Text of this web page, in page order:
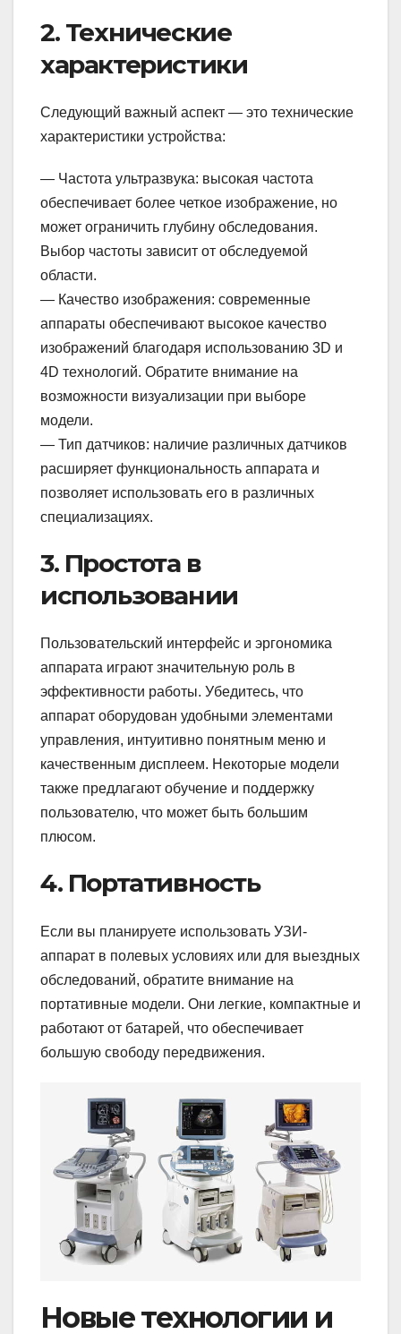
2. Технические
характеристики
Следующий важный аспект — это технические
характеристики устройства:
— Частота ультразвука: высокая частота
обеспечивает более четкое изображение, но
может ограничить глубину обследования.
Выбор частоты зависит от обследуемой
области.
— Качество изображения: современные
аппараты обеспечивают высокое качество
изображений благодаря использованию 3D и
4D технологий. Обратите внимание на
возможности визуализации при выборе
модели.
— Тип датчиков: наличие различных датчиков
расширяет функциональность аппарата и
позволяет использовать его в различных
специализациях.
3. Простота в
использовании
Пользовательский интерфейс и эргономика
аппарата играют значительную роль в
эффективности работы. Убедитесь, что
аппарат оборудован удобными элементами
управления, интуитивно понятным меню и
качественным дисплеем. Некоторые модели
также предлагают обучение и поддержку
пользователю, что может быть большим
плюсом.
4. Портативность
Если вы планируете использовать УЗИ-
аппарат в полевых условиях или для выездных
обследований, обратите внимание на
портативные модели. Они легкие, компактные и
работают от батарей, что обеспечивает
большую свободу передвижения.
Новые технологии и